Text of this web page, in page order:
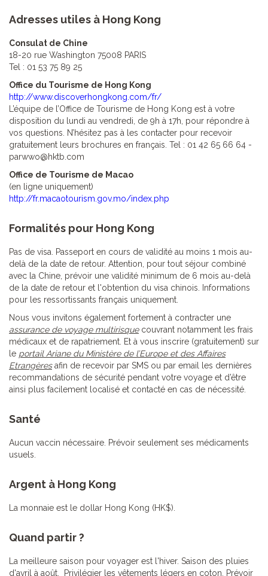
Adresses utiles à Hong Kong
Consulat de Chine
18-20 rue Washington 75008 PARIS
Tel : 01 53 75 89 25
Office du Tourisme de Hong Kong
http://www.discoverhongkong.com/fr/
L’équipe de l’Office de Tourisme de Hong Kong est à votre
disposition du lundi au vendredi, de 9h à 17h, pour répondre à
vos questions. N’hésitez pas à les contacter pour recevoir
gratuitement leurs brochures en français. Tel : 01 42 65 66 64 -
parwwo@hktb.com
Office de Tourisme de Macao
(en ligne uniquement)
http://fr.macaotourism.gov.mo/index.php
Formalités pour Hong Kong
Pas de visa. Passeport en cours de validité au moins 1 mois au-
delà de la date de retour. Attention, pour tout séjour combiné
avec la Chine, prévoir une validité minimum de 6 mois au-delà
de la date de retour et l'obtention du visa chinois. Informations
pour les ressortissants français uniquement.
Nous vous invitons également fortement à contracter une
assurance de voyage multirisquecouvrant notamment les frais
médicaux et de rapatriement. Et à vous inscrire (gratuitement) sur
le portail Ariane du Ministère de l’Europe et des Affaires
Etrangèresafin de recevoir par SMS ou par email les dernières
recommandations de sécurité pendant votre voyage et d’être
ainsi plus facilement localisé et contacté en cas de nécessité.
Santé
Aucun vaccin nécessaire. Prévoir seulement ses médicaments
usuels.
Argent à Hong Kong
La monnaie est le dollar Hong Kong (HK$).
Quand partir ?
La meilleure saison pour voyager est l'hiver. Saison des pluies
d'avril à août. Privilégier les vêtements légers en coton. Prévoir